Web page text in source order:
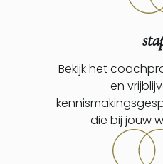
Bekijk het
en
die bij jouw